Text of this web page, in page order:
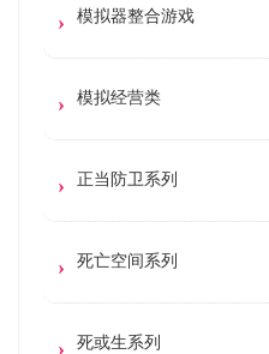
模拟器整合游戏
模拟经营类
正当防卫系列
死亡空间系列
死或生系列